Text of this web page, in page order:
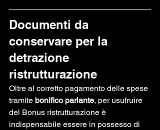
Documenti da
conservare per la
detrazione
ristrutturazione
Oltre al corretto pagamento delle spese
tramite bonifico parlante, per usufruire
del Bonus ristrutturazione è
indispensabile essere in possesso di